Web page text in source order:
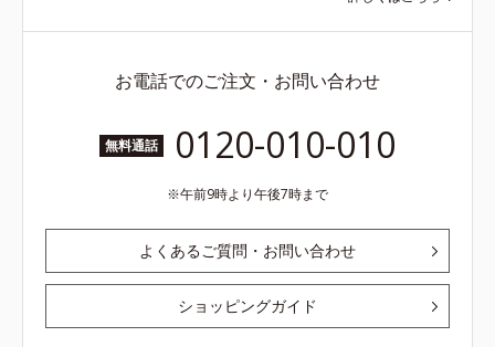
お電話でのご注文・お問い合わせ
無料通話 0120-010-010
午前9時より午後7時まで
よくあるご質問・お問い合わせ
ショッピングガイド